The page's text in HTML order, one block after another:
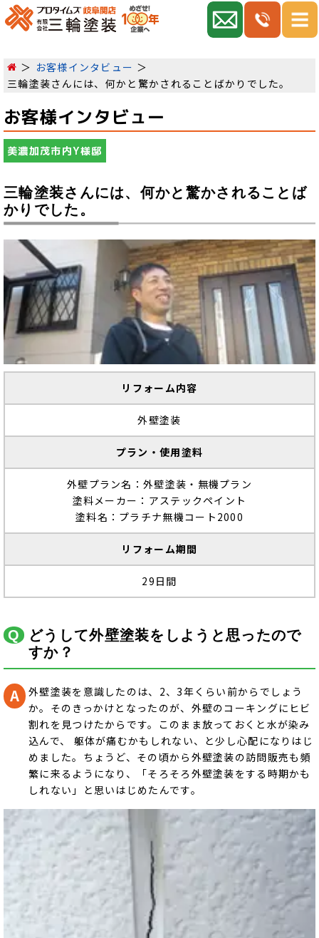
お客様インタビュー
三輪塗装さんには、何かと驚かされることばかりでした。
お客様インタビュー
美濃加茂市内Y様邸
三輪塗装さんには、何かと驚かされることば
かりでした。
リフォーム内容
外壁塗装
プラン・使用塗料
外壁プラン名：外壁塗装・無機プラン
塗料メーカー：アステックペイント
塗料名：プラチナ無機コート2000
リフォーム期間
29日間
どうして外壁塗装をしようと思ったので
すか？
外壁塗装を意識したのは、2、3年くらい前からでしょう
か。そのきっかけとなったのが、外壁のコーキングにヒビ
割れを見つけたからです。このまま放っておくと水が染み
込んで、 躯体が痛むかもしれない、と少し心配になりはじ
めました。ちょうど、その頃から外壁塗装の訪問販売も頻
繁に来るようになり、「そろそろ外壁塗装をする時期かも
しれない」と思いはじめたんです。